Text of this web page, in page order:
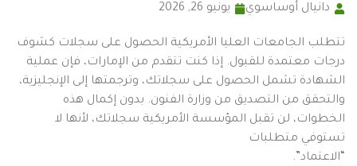
دانيال أوساسوي يونيو 26, 2026
تتطلب الجامعات العليا الأمريكية الحصول على سجلات كشوف
درجات معتمدة للقبول. إذا كنت تتقدم من الإمارات، فإن عملية
الشهادة تشمل الحصول على سجلاتك، وترجمتها إلى الإنجليزية،
والتحقق من التصديق من وزارة الفنون. بدون إكمال هذه
الخطوات، لن تقبل المؤسسة الأمريكية سجلاتك، لأنها لا
تستوفي متطلبات
“الاعتماد”.